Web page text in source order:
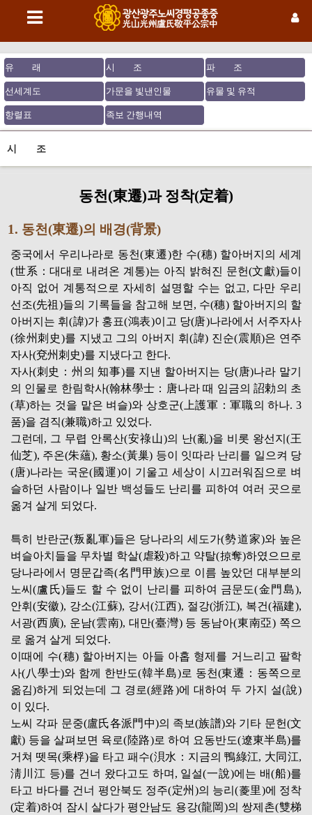
유 래 시 조 파 조
선세계도 가문을 빛낸인물 유물 및 유적
항렬표 족보 간행내역
시 조
동천(東遷)과 정착(定着)
1. 동천(東遷)의 배경(背景)
중국에서 우리나라로 동천(東遷)한 수(穗) 할아버지의 세계
(世系：대대로 내려온 계통)는 아직 밝혀진 문헌(文獻)들이
아직 없어 계통적으로 자세히 설명할 수는 없고, 다만 우리
선조(先祖)들의 기록들을 참고해 보면, 수(穗) 할아버지의 할
아버지는 휘(諱)가 홍표(鴻表)이고 당(唐)나라에서 서주자사
(徐州刺史)를 지냈고 그의 아버지 휘(諱) 진순(震順)은 연주
자사(兗州刺史)를 지냈다고 한다.
자사(刺史：州의 知事)를 지낸 할아버지는 당(唐)나라 말기
의 인물로 한림학사(翰林學士：唐나라 때 임금의 詔勅의 초
(草)하는 것을 맡은 벼슬)와 상호군(上護軍：軍職의 하나. 3
품)을 겸직(兼職)하고 있었다.
그런데, 그 무렵 안록산(安祿山)의 난(亂)을 비롯 왕선지(王
仙芝), 주온(朱蘊), 황소(黃巢) 등이 잇따라 난리를 일으켜 당
(唐)나라는 국운(國運)이 기울고 세상이 시끄러워짐으로 벼
슬하던 사람이나 일반 백성들도 난리를 피하여 여러 곳으로
옮겨 살게 되었다.
특히 반란군(叛亂軍)들은 당나라의 세도가(勢道家)와 높은
벼슬아치들을 무차별 학살(虐殺)하고 약탈(掠奪)하였으므로
당나라에서 명문갑족(名門甲族)으로 이름 높았던 대부분의
노씨(盧氏)들도 할 수 없이 난리를 피하여 금문도(金門島),
안휘(安徽), 강소(江蘇), 강서(江西), 절강(浙江), 복건(福建),
서광(西廣), 운남(雲南), 대만(臺灣) 등 동남아(東南亞) 쪽으
로 옮겨 살게 되었다.
이때에 수(穗) 할아버지는 아들 아홉 형제를 거느리고 팔학
사(八學士)와 함께 한반도(韓半島)로 동천(東遷：동쪽으로
옮김)하게 되었는데 그 경로(經路)에 대하여 두 가지 설(說)
이 있다.
노씨 각파 문중(盧氏各派門中)의 족보(族譜)와 기타 문헌(文
獻) 등을 살펴보면 육로(陸路)로 하여 요동반도(遼東半島)를
거쳐 뗏목(乘桴)을 타고 패수(浿水：지금의 鴨綠江, 大同江,
淸川江 등)를 건너 왔다고도 하며, 일설(一說)에는 배(船)를
타고 바다를 건너 평안북도 정주(定州)의 능리(菱里)에 정착
(定着)하여 잠시 살다가 평안남도 용강(龍岡)의 쌍제촌(雙梯